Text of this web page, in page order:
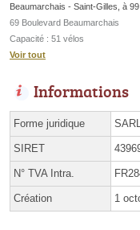
Beaumarchais - Saint-Gilles, à
69 Boulevard Beaumarchais
Capacité : 51 vélos
Voir tout
Informations
Forme juridique SARL
SIRET
N° TVA Intra.
Création 1